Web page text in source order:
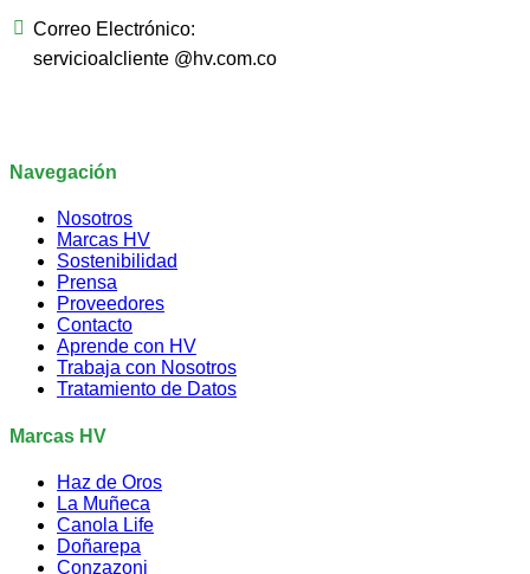
Correo Electrónico:
servicioalcliente @hv.com.co
Navegación
Nosotros
Marcas HV
Sostenibilidad
Prensa
Proveedores
Contacto
Aprende con HV
Trabaja con Nosotros
Tratamiento de Datos
Marcas HV
Haz de Oros
La Muñeca
Canola Life
Doñarepa
Conzazoni